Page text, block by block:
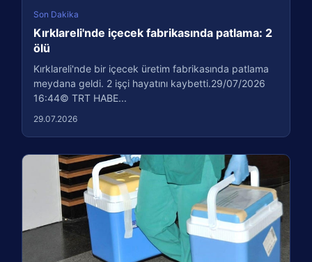
Son Dakika
Kırklareli'nde içecek fabrikasında patlama: 2
ölü
Kırklareli'nde bir içecek üretim fabrikasında patlama
meydana geldi. 2 işçi hayatını kaybetti.29/07/2026
16:44© TRT HABE...
29.07.2026